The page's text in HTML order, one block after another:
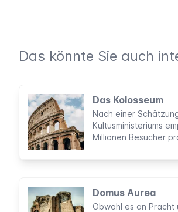
Das könnte Sie auch
Das Kolosseum
Nach einer
Kultusministeriums
Millionen Besucher
Italiens. Aufgrund
Weltwundern.
Domus Aurea
Obwohl es an Pracht